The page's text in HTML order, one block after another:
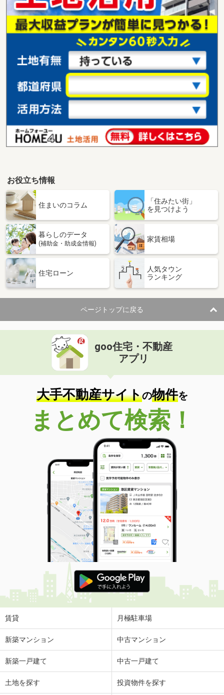
お役立ち情報
住まいのコラム
「住みたい街」
を見つけよう
暮らしのデータ
(補助金・助成金情報)
家賃相場
住宅ローン
人気タウン
ランキング
ページトップに戻る
goo住宅・不動産
アプリ
大手不動産サイトの物件を
まとめて検索！
賃貸 月極駐車場
新築マンション 中古マンション
新築一戸建て 中古一戸建て
土地を探す 投資物件を探す